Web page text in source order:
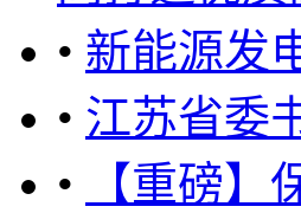
• 新能源发
• 江苏省委
•
【重磅】